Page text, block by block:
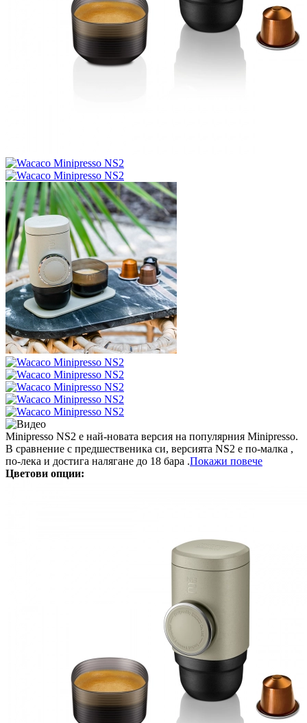
Minipresso NS2 е най-новата версия на популярния Minipresso.
В сравнение с предшественика си, версията NS2 е по-малка ,
по-лека и достига налягане до 18 бара .Покажи повече
Цветови опции: